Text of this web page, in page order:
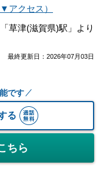
アクセス）
草津(滋賀県)駅」より
最終更新日： 2026年07月03日
です
る
ちら